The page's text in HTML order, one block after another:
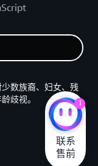
数族裔、妇女、残
歧视。
1
联系
售前